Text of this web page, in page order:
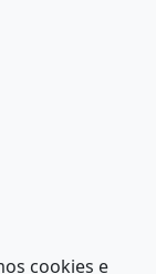
cookies e